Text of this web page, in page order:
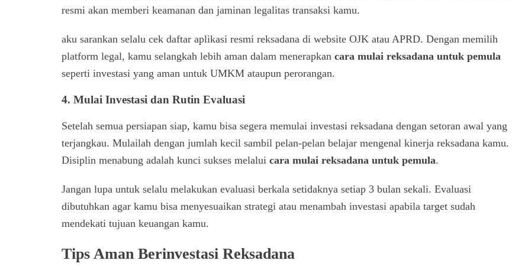
resmi akan memberi keamanan dan jaminan legalitas transaksi kamu.
aku sarankan selalu cek daftar aplikasi resmi reksadana di website OJK atau APRD. Dengan memilih
platform legal, kamu selangkah lebih aman dalam menerapkan cara mulai reksadana untuk pemula
seperti investasi yang aman untuk UMKM ataupun perorangan.
4. Mulai Investasi dan Rutin Evaluasi
Setelah semua persiapan siap, kamu bisa segera memulai investasi reksadana dengan setoran awal yang
terjangkau. Mulailah dengan jumlah kecil sambil pelan-pelan belajar mengenal kinerja reksadana kamu.
Disiplin menabung adalah kunci sukses melalui cara mulai reksadana untuk pemula.
Jangan lupa untuk selalu melakukan evaluasi berkala setidaknya setiap 3 bulan sekali. Evaluasi
dibutuhkan agar kamu bisa menyesuaikan strategi atau menambah investasi apabila target sudah
mendekati tujuan keuangan kamu.
Tips Aman Berinvestasi Reksadana